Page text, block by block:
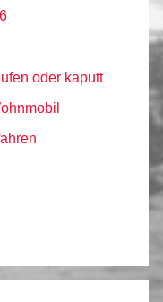
oder kaputt